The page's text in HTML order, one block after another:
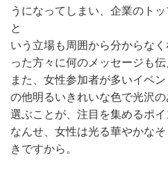
うになってしまい、企業のト
と
いう立場も周囲から分からな
った方々に何のメッセージも伝
また、女性参加者が多いイベ
の他明るいきれいな色で光沢
選ぶことが、注目を集めるポイ
なんせ、女性は光る華やかな
きですから。